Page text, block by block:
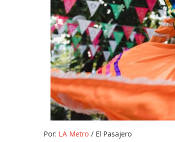
Por: LA Metro / El Pasajero